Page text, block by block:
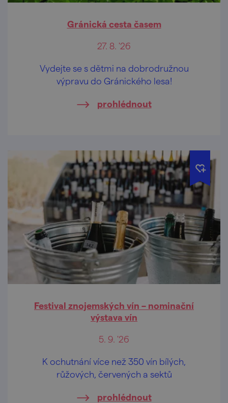
Gránická cesta časem
27. 8. '26
Vydejte se s dětmi na dobrodružnou
výpravu do Gránického lesa!
prohlédnout
Festival znojemských vín – nominační
výstava vín
5. 9. '26
K ochutnání více než 350 vín bílých,
růžových, červených a sektů
prohlédnout